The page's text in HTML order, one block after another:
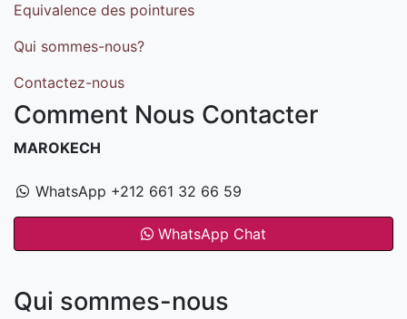
Equivalence des pointures
Qui sommes-nous?
Contactez-nous
Comment Nous Contacter
MAROKECH
WhatsApp +212 661 32 66 59
WhatsApp Chat
Qui sommes-nous